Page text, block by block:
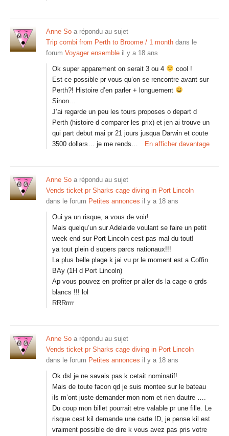
Anne So a répondu au sujet
Trip combi from Perth to Broome / 1 month dans le
forum Voyager ensemble il y a 18 ans
Ok super apparement on serait 3 ou 4
cool !
Est ce possible pr vous qu’on se rencontre avant sur
Perth?! Histoire d’en parler + longuement
Sinon…
J’ai regarde un peu les tours proposes o depart d
Perth (histoire d comparer les prix) et jen ai trouve un
qui part debut mai pr 21 jours jusqua Darwin et coute
3500 dollars… je me rends…
En afficher davantage
Anne So a répondu au sujet
Vends ticket pr Sharks cage diving in Port Lincoln
dans le forum Petites annonces il y a 18 ans
Oui ya un risque, a vous de voir!
Mais quelqu’un sur Adelaide voulant se faire un petit
week end sur Port Lincoln cest pas mal du tout!
ya tout plein d supers parcs nationaux!!!
La plus belle plage k jai vu pr le moment est a Coffin
BAy (1H d Port Lincoln)
Ap vous pouvez en profiter pr aller ds la cage o grds
blancs !!! lol
RRRrrrr
Anne So a répondu au sujet
Vends ticket pr Sharks cage diving in Port Lincoln
dans le forum Petites annonces il y a 18 ans
Ok dsl je ne savais pas k cetait nominatif!
Mais de toute facon qd je suis montee sur le bateau
ils m’ont juste demander mon nom et rien dautre ….
Du coup mon billet pourrait etre valable pr une fille. Le
risque cest kil demande une carte ID, je pense kil est
vraiment possible de dire k vous avez pas pris votre